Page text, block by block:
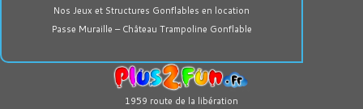
Nos Jeux et Structures Gonflables en location
Passe Muraille – Château Trampoline Gonflable
1959 route de la libération